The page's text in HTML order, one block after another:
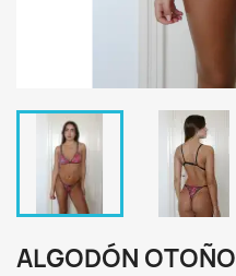
ALGODÓN OTOÑO